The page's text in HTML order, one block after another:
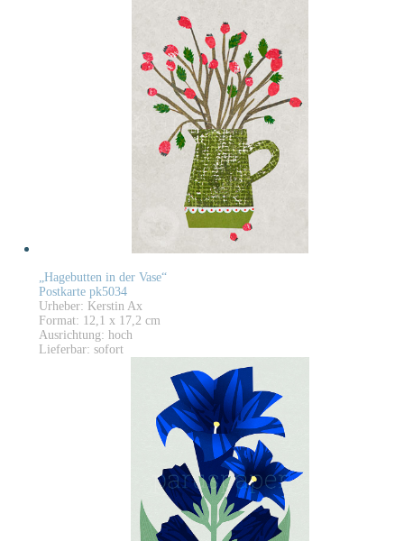
„Hagebutten in der Vase“
Postkarte pk5034
Urheber: Kerstin Ax
Format: 12,1 x 17,2 cm
Ausrichtung: hoch
Lieferbar: sofort